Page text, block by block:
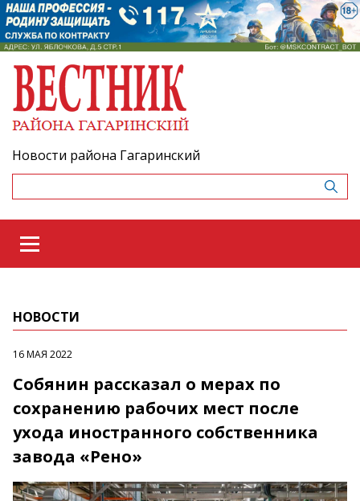
Новости района Гагаринский
НОВОСТИ
16 МАЯ 2022
Собянин рассказал о мерах по
сохранению рабочих мест после
ухода иностранного собственника
завода «Рено»